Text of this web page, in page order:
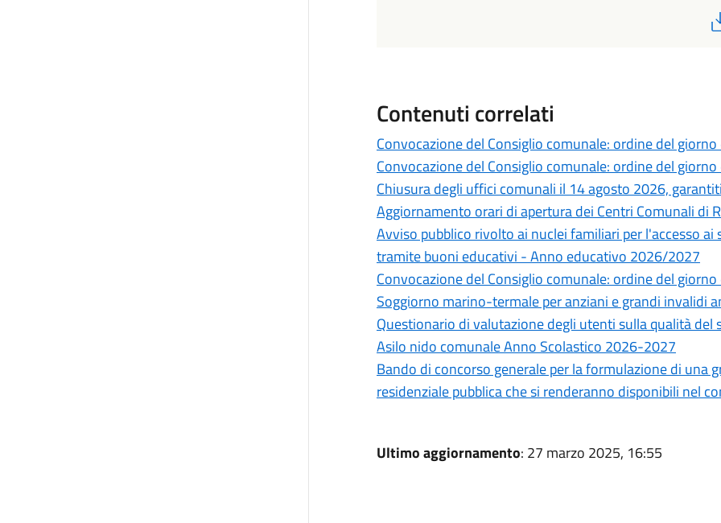
Contenuti correlati
Convocazione del Consiglio comunale: ordine del
Convocazione del Consiglio comunale: ordine del
Chiusura degli uffici comunali il 14 agosto 2026,
Aggiornamento orari di apertura dei Centri Comunali di
Avviso pubblico rivolto ai nuclei familiari per l'accesso
tramite buoni educativi - Anno educativo 2026/2027
Convocazione del Consiglio comunale: ordine del
Soggiorno marino-termale per anziani e grandi invalidi
Questionario di valutazione degli utenti sulla qualità del
Asilo nido comunale Anno Scolastico 2026-2027
Bando di concorso generale per la formulazione di una
residenziale pubblica che si renderanno disponibili nel
Ultimo aggiornamento: 27 marzo 2025, 16:55